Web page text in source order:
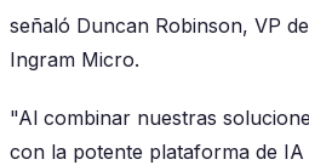
señaló Duncan Robinson, VP
Ingram Micro.
"Al combinar nuestras
con la potente plataforma de IA